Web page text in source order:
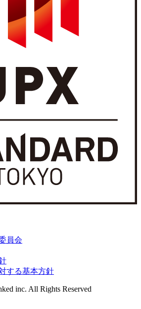
員会
する基本方針
inc. All Rights Reserved